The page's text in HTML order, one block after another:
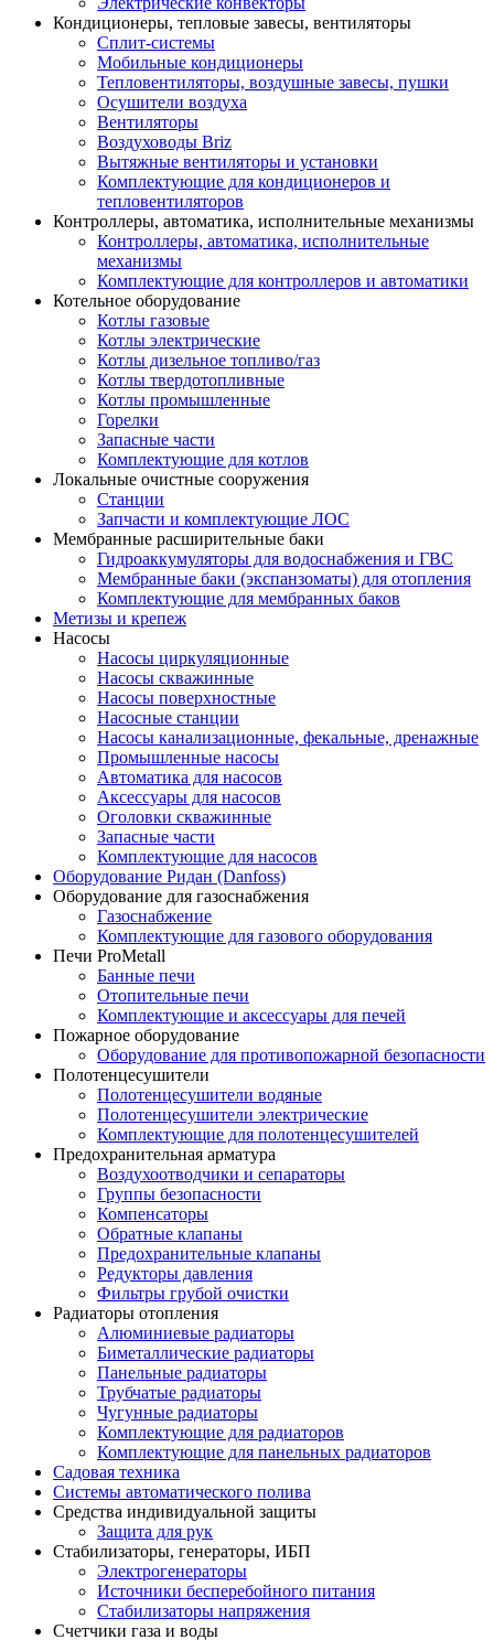
Кондиционеры, тепловые завесы, вентиляторы
Сплит-системы
Мобильные кондиционеры
Тепловентиляторы, воздушные завесы, пушки
Осушители воздуха
Вентиляторы
Воздуховоды Briz
Вытяжные вентиляторы и установки
Комплектующие для кондиционеров и
тепловентиляторов
Контроллеры, автоматика, исполнительные механизмы
Контроллеры, автоматика, исполнительные
механизмы
Комплектующие для контроллеров и автоматики
Котельное оборудование
Котлы газовые
Котлы электрические
Котлы дизельное топливо/газ
Котлы твердотопливные
Котлы промышленные
Горелки
Запасные части
Комплектующие для котлов
Локальные очистные сооружения
Станции
Запчасти и комплектующие ЛОС
Мембранные расширительные баки
Гидроаккумуляторы для водоснабжения и ГВС
Мембранные баки (экспанзоматы) для отопления
Комплектующие для мембранных баков
Метизы и крепеж
Насосы
Насосы циркуляционные
Насосы скважинные
Насосы поверхностные
Насосные станции
Насосы канализационные, фекальные, дренажные
Промышленные насосы
Автоматика для насосов
Аксессуары для насосов
Оголовки скважинные
Запасные части
Комплектующие для насосов
Оборудование Ридан (Danfoss)
Оборудование для газоснабжения
Газоснабжение
Комплектующие для газового оборудования
Печи ProMetall
Банные печи
Отопительные печи
Комплектующие и аксессуары для печей
Пожарное оборудование
Оборудование для противопожарной безопасности
Полотенцесушители
Полотенцесушители водяные
Полотенцесушители электрические
Комплектующие для полотенцесушителей
Предохранительная арматура
Воздухоотводчики и сепараторы
Группы безопасности
Компенсаторы
Обратные клапаны
Предохранительные клапаны
Редукторы давления
Фильтры грубой очистки
Радиаторы отопления
Алюминиевые радиаторы
Биметаллические радиаторы
Панельные радиаторы
Трубчатые радиаторы
Чугунные радиаторы
Комплектующие для радиаторов
Комплектующие для панельных радиаторов
Садовая техника
Системы автоматического полива
Средства индивидуальной защиты
Защита для рук
Стабилизаторы, генераторы, ИБП
Электрогенераторы
Источники бесперебойного питания
Стабилизаторы напряжения
Счетчики газа и воды